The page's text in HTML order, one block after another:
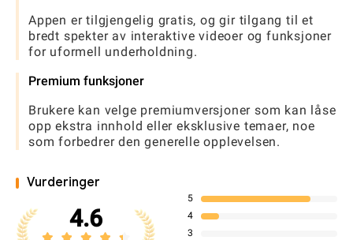
Appen er tilgjengelig gratis, og gir tilgang til et
bredt spekter av interaktive videoer og funksjoner
for uformell underholdning.
Premium funksjoner
Brukere kan velge premiumversjoner som kan låse
opp ekstra innhold eller eksklusive temaer, noe
som forbedrer den generelle opplevelsen.
Vurderinger
4.6
5
4
3